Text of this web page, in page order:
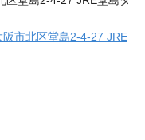
市北区堂島2-4-27 JRE